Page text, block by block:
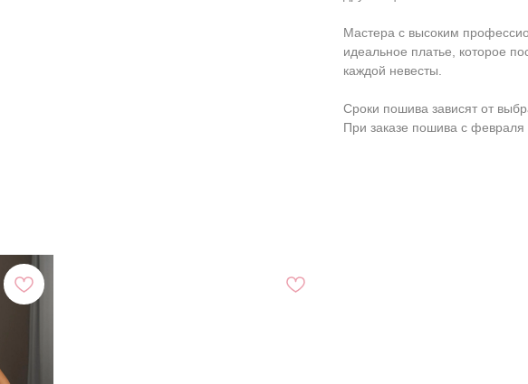
Мастера с высоким
идеальное платье, которое
каждой невесты.
Сроки пошива зависят от
При заказе пошива с февраля